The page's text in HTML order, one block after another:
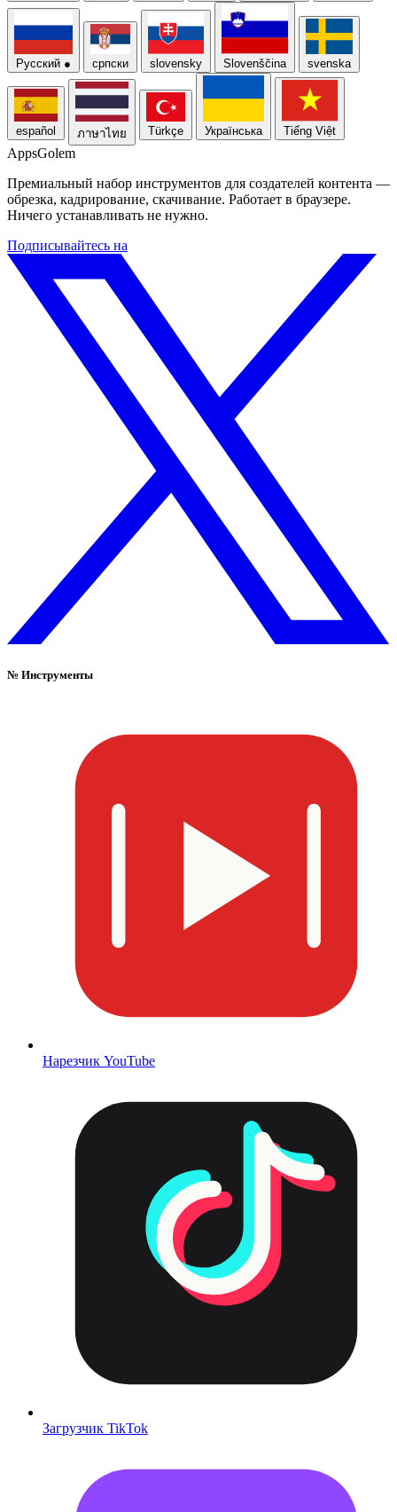
Русский ● српски slovensky Slovenščina svenska
español ภาษาไทย Türkçe Українська Tiếng Việt
AppsGolem
Премиальный набор инструментов для создателей контента —
обрезка, кадрирование, скачивание. Работает в браузере.
Ничего устанавливать не нужно.
Подписывайтесь на
№ Инструменты
Нарезчик YouTube
Загрузчик TikTok